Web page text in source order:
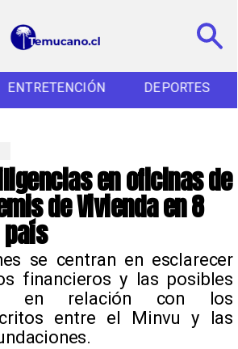
ENTRETENCIÓN DEPORTES
en oficinas de
de Vivienda en 8
se centran en esclarecer
financieros y las posibles
en relación con los
entre el Minvu y las